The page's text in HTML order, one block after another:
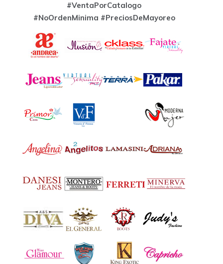
#VentaPorCatalogo
#NoOrdenMinima #PreciosDeMayoreo